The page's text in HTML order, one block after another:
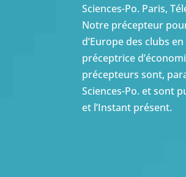
Sciences-Po. Paris,
Notre précepteur
d’Europe des clubs
préceptrice
précepteurs sont,
Sciences-Po. et sont
et l’Instant présent.